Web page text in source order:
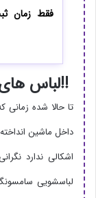
فقط زمان
لباس های ها در حین شستشو اضافه کن!!
تا حالا شده زمانی
داخل ماشین
اشکالی ندارد
لباسشویی